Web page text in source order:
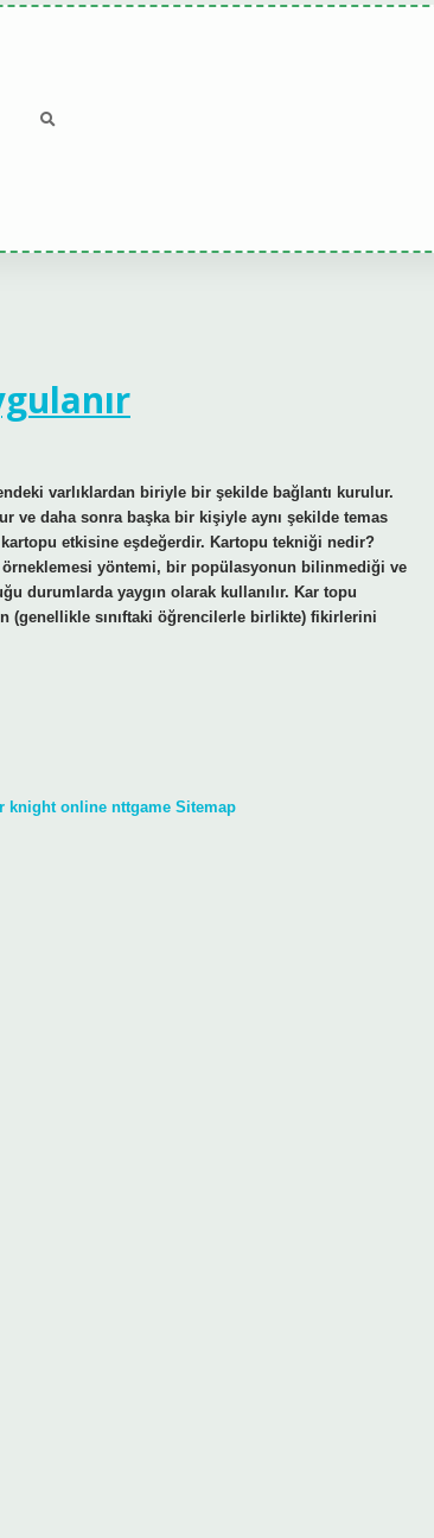
varlıklardan biriyle bir şekilde bağlantı kurulur.
ve daha sonra başka bir kişiyle aynı şekilde temas
etkisine eşdeğerdir. Kartopu tekniği nedir?
yöntemi, bir popülasyonun bilinmediği ve
durumlarda yaygın olarak kullanılır. Kar topu
(genellikle sınıftaki öğrencilerle birlikte) fikirlerini
knight online nttgame Sitemap